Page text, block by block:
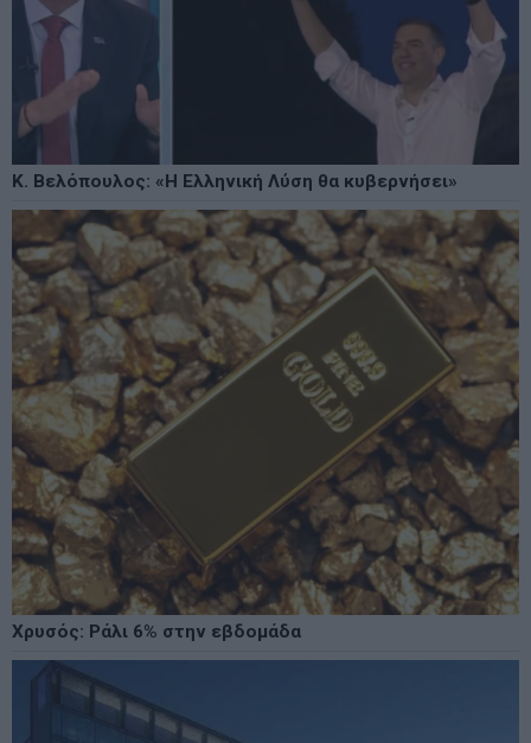
Κ. Βελόπουλος: «Η Ελληνική Λύση θα κυβερνήσει»
Χρυσός: Ράλι 6% στην εβδομάδα